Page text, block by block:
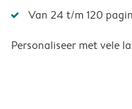
Van 24 t/m 120
Personaliseer met vele